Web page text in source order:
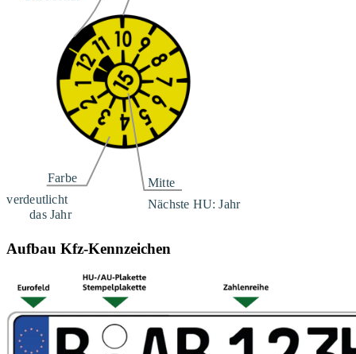
Aufbau Kfz-Kennzeichen